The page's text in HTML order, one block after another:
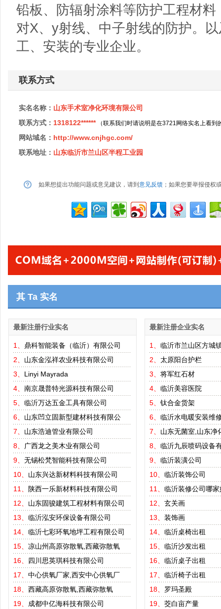
铅板、防辐射涂料等防护工程材
对X、y射线、中子射线的防护。
工、安装的专业企业。
联系方式
实名名称： 山东手术室净化环境有限公司
联系方式： 1318122******（联系我们时请说明是在3721网络实名上看到
网站域名： http://www.cnjhgc.com/
联系地址： 山东临沂市兰山区半程工业园
如果想提出功能问题或意见建议，请到 意见反馈 ；如果您要举报侵权
其 Ta 实名
最新注册行业实名
1、 鼎科智能装备（临沂）有限公司
2、 山东金泓祥农业科技有限公司
3、 Linyi Mayrada
4、 南京晟普特光源科技有限公司
5、 临沂万达五金工具有限公司
6、 山东凹立固新型建材科技有限公
7、 山东浩迪管业有限公司
8、
广西龙之美木业有限公司
9、 无锡松梵智能科技有限公司
10、 山东兴达新材料科技有限公司
11、
陕西一乐新材料科技有限公司
12、 山东固骏建筑工程材料有限公司
13、 临沂泓安环保设备有限公司
14、 临沂七彩环氧地坪工程有限公司
15、 凉山州高原弥散氧,西藏弥散氧
16、 四川思英琪科技有限公司
17、 中心供氧厂家,西安中心供氧厂
18、 西藏高原弥散氧,西藏弥散氧
19、 成都中亿海科技有限公司
最新注册企业实名
1、 临沂市兰山区方城
2、 太原阳台护栏
3、 将军红石材
4、 临沂美容医院
5、 钛合金货架
6、 临沂水电暖安装维
7、 山东无菌室,山东净
8、 临沂九辰喷码设备
9、 临沂装潢公司
10、 临沂装饰公司
11、 临沂装修公司哪家
12、 玄关画
13、 装饰画
14、 临沂桌椅出租
15、 临沂沙发出租
16、 临沂桌子出租
17、 临沂椅子出租
18、 罗玛圣殿
19、 茭白亩产量